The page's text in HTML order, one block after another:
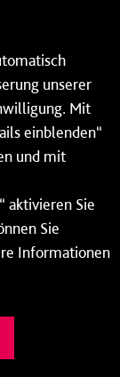
sowie an
Ihre
des
erhalten Sie
zu
unserer
Mit
einblenden“
und mit
aktivieren Sie
Sie
Informationen